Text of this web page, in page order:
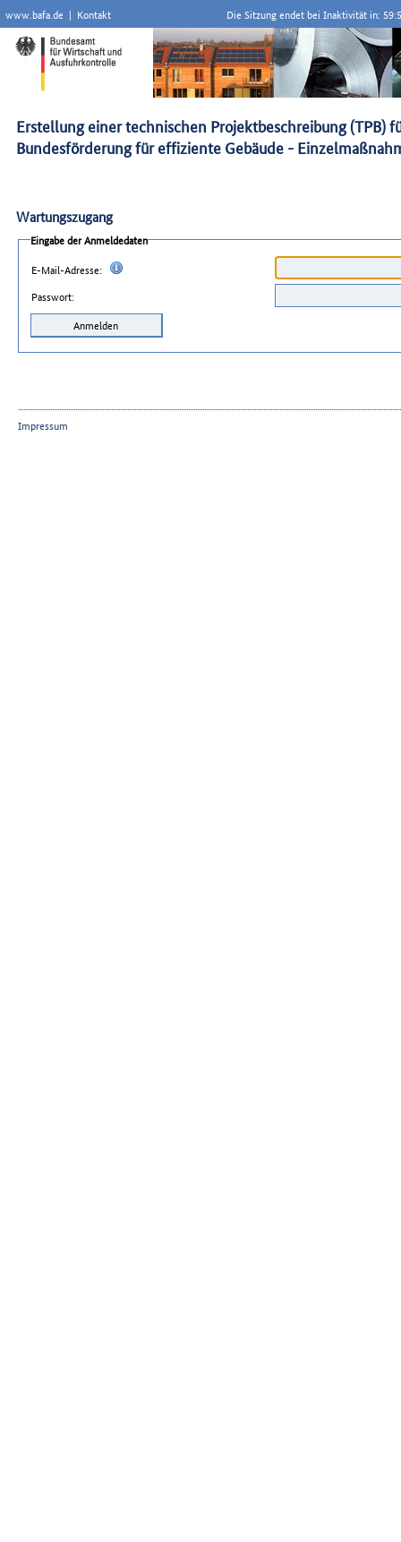
www.bafa.de | Kontakt Die Sitzung endet bei Inaktivität in:
Erstellung einer technischen Projektbeschreibung (TPB)
Bundesförderung für effiziente Gebäude -
Wartungszugang
Eingabe der Anmeldedaten
E-Mail-Adresse:
Passwort:
Impressum